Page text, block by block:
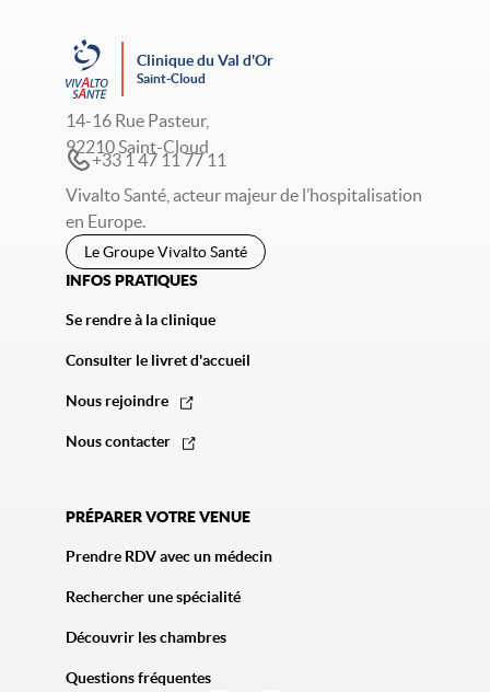
Clinique du Val d'Or
Saint-Cloud
14-16 Rue Pasteur,
92210 Saint-Cloud
+33 1 47 11 77 11
Vivalto Santé, acteur majeur de l’hospitalisation
en Europe.
Le Groupe Vivalto Santé
INFOS PRATIQUES
Se rendre à la clinique
Consulter le livret d'accueil
Nous rejoindre
Nous contacter
PRÉPARER VOTRE VENUE
Prendre RDV avec un médecin
Rechercher une spécialité
Découvrir les chambres
Questions fréquentes